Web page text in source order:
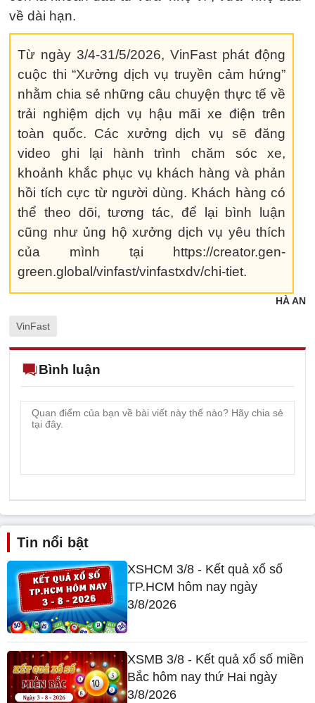
về dài hạn.
Từ ngày 3/4-31/5/2026, VinFast phát động
cuộc thi “Xưởng dịch vụ truyền cảm hứng”
nhằm chia sẻ những câu chuyện thực tế về
trải nghiệm dịch vụ hậu mãi xe điện trên
toàn quốc. Các xưởng dịch vụ sẽ đăng
video ghi lại hành trình chăm sóc xe,
khoảnh khắc phục vụ khách hàng và phản
hồi tích cực từ người dùng. Khách hàng có
thể theo dõi, tương tác, để lại bình luận
cũng như ủng hộ xưởng dịch vụ yêu thích
của mình tại https://creator.gen-
green.global/vinfast/vinfastxdv/chi-tiet.
HÀ AN
VinFast
Bình luận
Tin nổi bật
XSHCM 3/8 - Kết quả xổ số
TP.HCM hôm nay ngày
3/8/2026
XSMB 3/8 - Kết quả xổ số miền
Bắc hôm nay thứ Hai ngày
3/8/2026